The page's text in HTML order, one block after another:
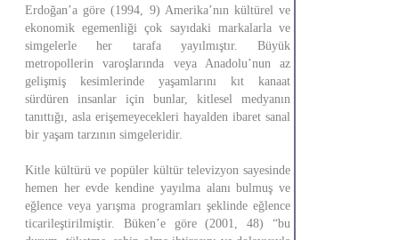
Erdoğan’a göre (1994, 9) Amerika’nın kültürel ve
ekonomik egemenliği çok sayıdaki markalarla ve
simgelerle her tarafa yayılmıştır. Büyük
metropollerin varoşlarında veya Anadolu’nun az
gelişmiş kesimlerinde yaşamlarını kıt kanaat
sürdüren insanlar için bunlar, kitlesel medyanın
tanıttığı, asla erişemeyecekleri hayalden ibaret sanal
bir yaşam tarzının simgeleridir.
Kitle kültürü ve popüler kültür televizyon sayesinde
hemen her evde kendine yayılma alanı bulmuş ve
eğlence veya yarışma programları şeklinde eğlence
ticarileştirilmiştir. Büken’e göre (2001, 48) “bu